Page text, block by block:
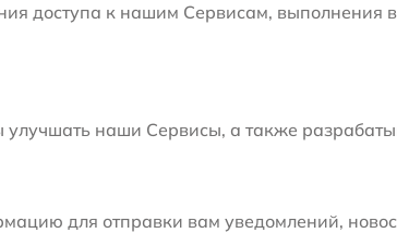
доступа к нашим Сервисам, выполнения
наши Сервисы, а также
для отправки вам уведомлений,